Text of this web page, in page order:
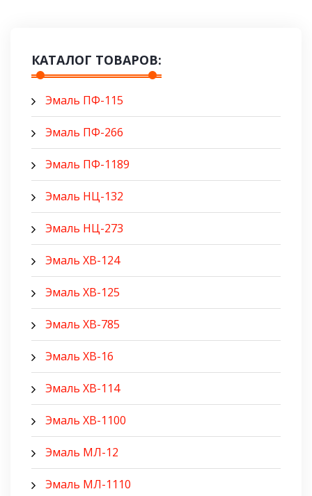
КАТАЛОГ ТОВАРОВ:
Эмаль ПФ-115
Эмаль ПФ-266
Эмаль ПФ-1189
Эмаль НЦ-132
Эмаль НЦ-273
Эмаль ХВ-124
Эмаль ХВ-125
Эмаль ХВ-785
Эмаль ХВ-16
Эмаль ХВ-114
Эмаль ХВ-1100
Эмаль МЛ-12
Эмаль МЛ-1110